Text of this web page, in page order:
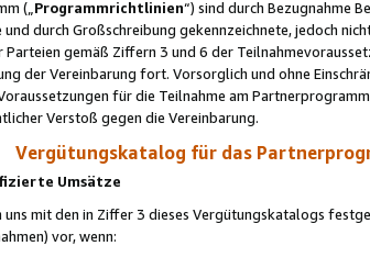
(„Programmrichtlinien“) sind durch Bezugnahme
durch Großschreibung gekennzeichnete, jedoch
Parteien gemäß Ziffern 3 und 6 der
der Vereinbarung fort. Vorsorglich und ohne
für die Teilnahme am
Verstoß gegen die Vereinbarung.
Vergütungskatalog für das
Umsätze
uns mit den in Ziffer 3 dieses Vergütungskatalogs
vor, wenn: